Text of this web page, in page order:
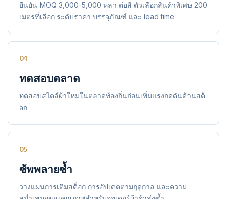
ยืนยัน MOQ 3,000-5,000 หลา ต่อสี ตัวเลือกสินค้าพิเศษ 200
เมตรที่เลือก ระดับราคา บรรจุภัณฑ์ และ lead time
04
ทดสอบตลาด
ทดสอบสไตล์ผ้าใหม่ในตลาดท้องถิ่นก่อนเพิ่มแรงกดดันด้านสต็
อก
05
ซัพพลายซ้ำ
วางแผนการเติมสต็อก การอัปเดตตามฤดูกาล และความ